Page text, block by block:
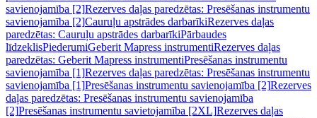
savienojamība [2]Rezerves daļas paredzētas: Presēšanas instrumentu
savienojamība [2]Cauruļu apstrādes darbarīkiRezerves daļas
paredzētas: Cauruļu apstrādes darbarīkiPārbaudes
līdzeklisPiederumiGeberit Mapress instrumentiRezerves daļas
paredzētas: Geberit Mapress instrumentiPresēšanas instrumentu
savienojamība [1]Rezerves daļas paredzētas: Presēšanas instrumentu
savienojamība [1]Presēšanas instrumentu savienojamība [2]Rezerves
daļas paredzētas: Presēšanas instrumentu savienojamība
[2]Presēšanas instrumentu savietojamība [2XL]Rezerves daļas